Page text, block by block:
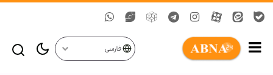
فارسی